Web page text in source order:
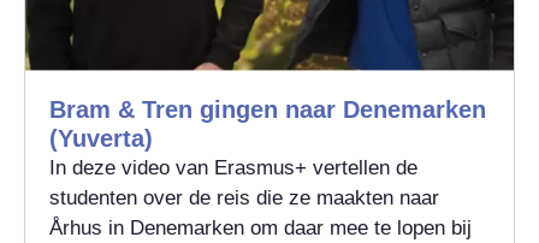
Bram & Tren gingen naar Denemarken
(Yuverta)
In deze video van Erasmus+ vertellen de
studenten over de reis die ze maakten naar
Århus in Denemarken om daar mee te lopen bij